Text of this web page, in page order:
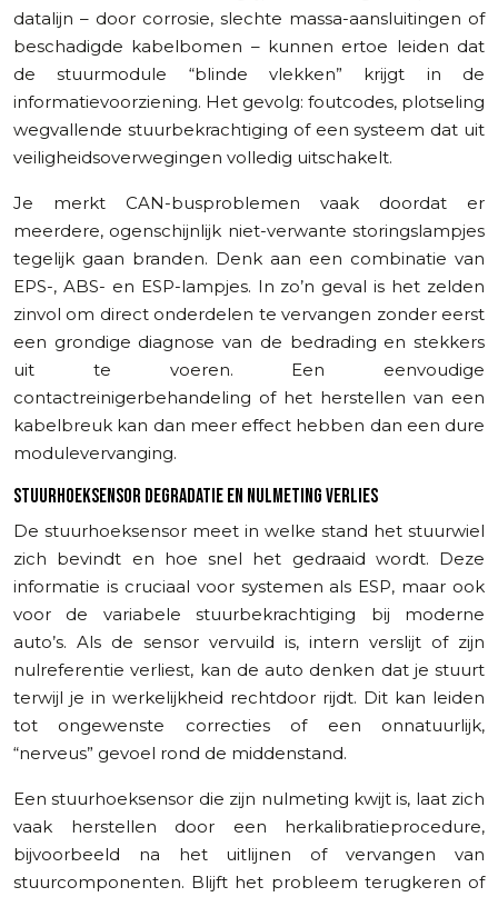
datalijn – door corrosie, slechte massa-aansluitingen of
beschadigde kabelbomen – kunnen ertoe leiden dat
de stuurmodule “blinde vlekken” krijgt in de
informatievoorziening. Het gevolg: foutcodes, plotseling
wegvallende stuurbekrachtiging of een systeem dat uit
veiligheidsoverwegingen volledig uitschakelt.
Je merkt CAN-busproblemen vaak doordat er
meerdere, ogenschijnlijk niet-verwante storingslampjes
tegelijk gaan branden. Denk aan een combinatie van
EPS-, ABS- en ESP-lampjes. In zo’n geval is het zelden
zinvol om direct onderdelen te vervangen zonder eerst
een grondige diagnose van de bedrading en stekkers
uit te voeren. Een eenvoudige
contactreinigerbehandeling of het herstellen van een
kabelbreuk kan dan meer effect hebben dan een dure
modulevervanging.
STUURHOEKSENSOR DEGRADATIE EN NULMETING VERLIES
De stuurhoeksensor meet in welke stand het stuurwiel
zich bevindt en hoe snel het gedraaid wordt. Deze
informatie is cruciaal voor systemen als ESP, maar ook
voor de variabele stuurbekrachtiging bij moderne
auto’s. Als de sensor vervuild is, intern verslijt of zijn
nulreferentie verliest, kan de auto denken dat je stuurt
terwijl je in werkelijkheid rechtdoor rijdt. Dit kan leiden
tot ongewenste correcties of een onnatuurlijk,
“nerveus” gevoel rond de middenstand.
Een stuurhoeksensor die zijn nulmeting kwijt is, laat zich
vaak herstellen door een herkalibratieprocedure,
bijvoorbeeld na het uitlijnen of vervangen van
stuurcomponenten. Blijft het probleem terugkeren of